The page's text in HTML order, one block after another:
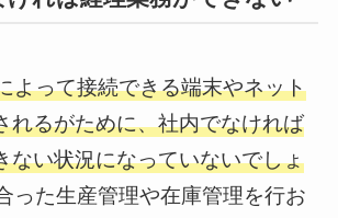
よって接続できる端末やネット
れるがために、社内でなければ
ない状況になっていないでしょ
った生産管理や在庫管理を行お